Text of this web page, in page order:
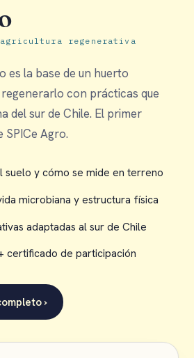
regenerativa
es la base de un huerto
con prácticas que
del sur de Chile. El primer
SPICe Agro.
suelo y cómo se mide en terreno
microbiana y estructura física
adaptadas al sur de Chile
certificado de participación
›